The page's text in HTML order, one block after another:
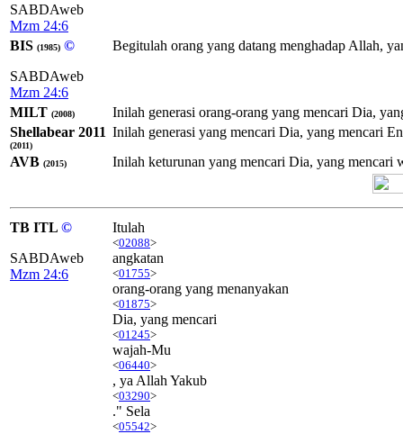
SABDAweb
Mzm 24:6
BIS (1985) ©
SABDAweb
Mzm 24:6
Begitulah orang yang datang menghadap Allah,
MILT (2008)
Inilah generasi orang-orang yang mencari Dia,
Shellabear 2011
(2011)
Inilah generasi yang mencari Dia, yang mencari
AVB (2015) Inilah keturunan yang mencari Dia, yang
TB ITL ©
SABDAweb
Mzm 24:6
Itulah
<02088>
angkatan
<01755>
orang-orang yang menanyakan
<01875>
Dia, yang mencari
<01245>
wajah-Mu
<06440>
, ya Allah Yakub
<03290>
." Sela
<05542>